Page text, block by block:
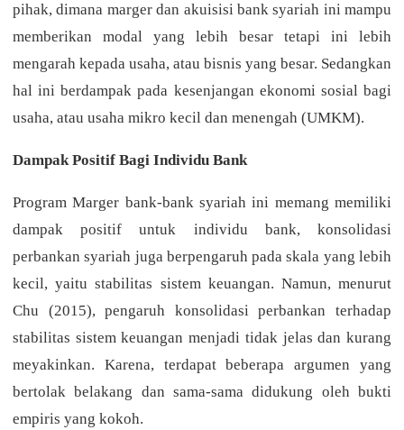
pihak, dimana marger dan akuisisi bank syariah ini mampu
memberikan modal yang lebih besar tetapi ini lebih
mengarah kepada usaha, atau bisnis yang besar. Sedangkan
hal ini berdampak pada kesenjangan ekonomi sosial bagi
usaha, atau usaha mikro kecil dan menengah (UMKM).
Dampak Positif Bagi Individu Bank
Program Marger bank-bank syariah ini memang memiliki
dampak positif untuk individu bank, konsolidasi
perbankan syariah juga berpengaruh pada skala yang lebih
kecil, yaitu stabilitas sistem keuangan. Namun, menurut
Chu (2015), pengaruh konsolidasi perbankan terhadap
stabilitas sistem keuangan menjadi tidak jelas dan kurang
meyakinkan. Karena, terdapat beberapa argumen yang
bertolak belakang dan sama-sama didukung oleh bukti
empiris yang kokoh.